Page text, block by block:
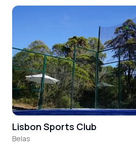
Lisbon Sports Club
Belas